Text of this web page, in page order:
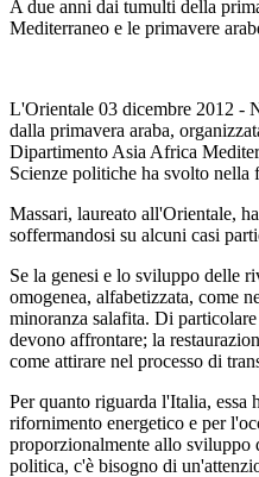
A due anni dai tumulti della
Mediterraneo e le primavere
L'Orientale 03 dicembre 2012 -
dalla primavera araba,
Dipartimento Asia Africa
Scienze politiche ha svolto nella
Massari, laureato all'Orientale,
soffermandosi su alcuni casi
Se la genesi e lo sviluppo delle
omogenea, alfabetizzata, come
minoranza salafita. Di
devono affrontare; la
come attirare nel processo di
Per quanto riguarda l'Italia, essa
rifornimento energetico e per
proporzionalmente allo sviluppo
politica, c'è bisogno di